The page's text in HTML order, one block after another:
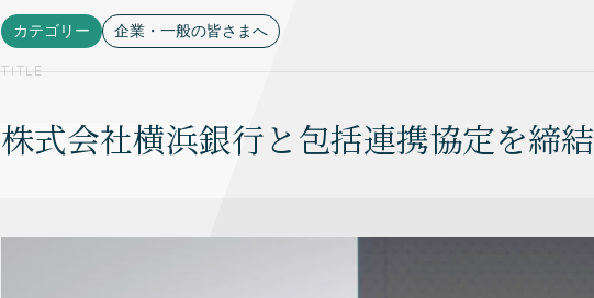
カテゴリー 企業・一般の皆さまへ
TITLE
株式会社横浜銀行と包括連携協定を締結